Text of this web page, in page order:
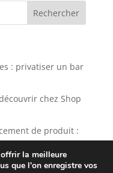
: privatiser un bar
chez Shop
de produit :
bar pour votre
la meilleure
que l'on enregistre vos